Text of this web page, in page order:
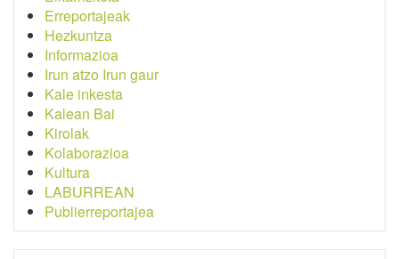
Erreportajeak
Hezkuntza
Informazioa
Irun atzo Irun gaur
Kale inkesta
Kalean Bai
Kirolak
Kolaborazioa
Kultura
LABURREAN
Publierreportajea